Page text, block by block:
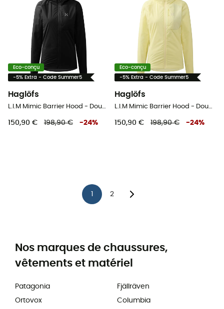
Eco-conçu
-5% Extra - Code Summer5
Haglöfs
L.I.M Mimic Barrier Hood - Doudoune femme
150,90 € 198,90 € -24%
Eco-conçu
-5% Extra - Code Summer5
Haglöfs
L.I.M Mimic Barrier Hood - Doudoune femme
150,90 € 198,90 € -24%
2
Nos marques de chaussures,
vêtements et matériel
Patagonia
Ortovox
Fjällräven
Columbia